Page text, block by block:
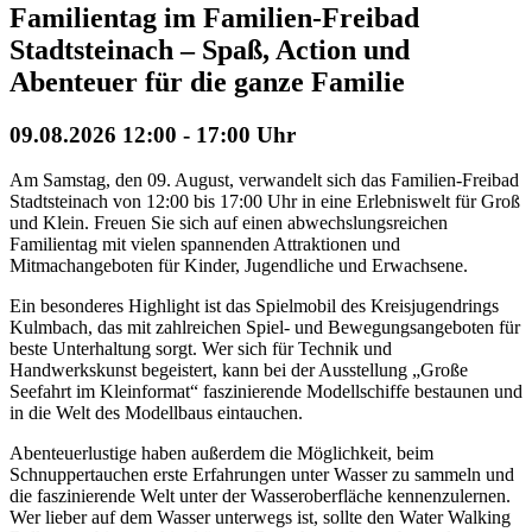
Familientag im Familien-Freibad
Stadtsteinach – Spaß, Action und
Abenteuer für die ganze Familie
09.08.2026 12:00 - 17:00 Uhr
Am Samstag, den 09. August, verwandelt sich das Familien-Freibad
Stadtsteinach von 12:00 bis 17:00 Uhr in eine Erlebniswelt für Groß
und Klein. Freuen Sie sich auf einen abwechslungsreichen
Familientag mit vielen spannenden Attraktionen und
Mitmachangeboten für Kinder, Jugendliche und Erwachsene.
Ein besonderes Highlight ist das Spielmobil des Kreisjugendrings
Kulmbach, das mit zahlreichen Spiel- und Bewegungsangeboten für
beste Unterhaltung sorgt. Wer sich für Technik und
Handwerkskunst begeistert, kann bei der Ausstellung „Große
Seefahrt im Kleinformat“ faszinierende Modellschiffe bestaunen und
in die Welt des Modellbaus eintauchen.
Abenteuerlustige haben außerdem die Möglichkeit, beim
Schnuppertauchen erste Erfahrungen unter Wasser zu sammeln und
die faszinierende Welt unter der Wasseroberfläche kennenzulernen.
Wer lieber auf dem Wasser unterwegs ist, sollte den Water Walking